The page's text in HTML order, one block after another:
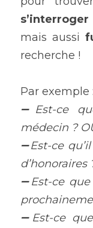
mais aussi
recherche !
Par exemple :
➖Est-ce
médecin ?
➖Est-ce
d’honoraires
➖Est-ce
➖Est-ce